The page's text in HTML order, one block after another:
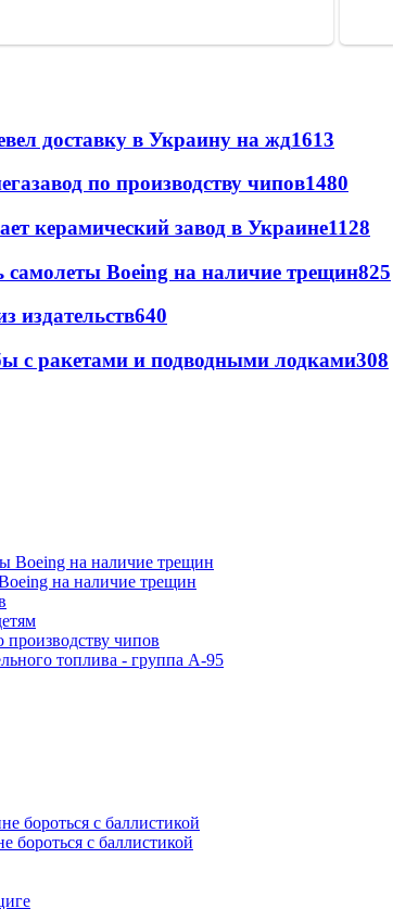
доставку в Украину на жд1613
по производству чипов1480
керамический завод в Украине1128
Boeing на наличие трещин825
издательств640
с ракетами и подводными лодками308
на наличие трещин
производству чипов
топлива - группа А-95
бороться с баллистикой